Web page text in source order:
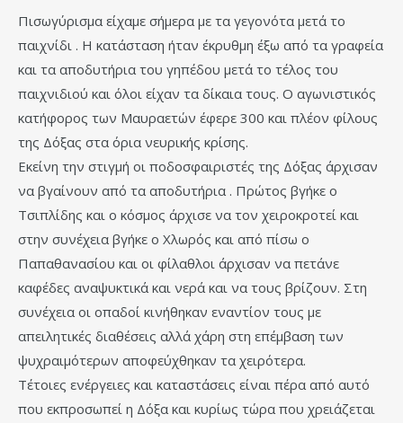
Πισωγύρισμα είχαμε σήμερα με τα γεγονότα μετά το
παιχνίδι . Η κατάσταση ήταν έκρυθμη έξω από τα γραφεία
και τα αποδυτήρια του γηπέδου μετά το τέλος του
παιχνιδιού και όλοι είχαν τα δίκαια τους. Ο αγωνιστικός
κατήφορος των Μαυραετών έφερε 300 και πλέον φίλους
της Δόξας στα όρια νευρικής κρίσης.
Εκείνη την στιγμή οι ποδοσφαιριστές της Δόξας άρχισαν
να βγαίνουν από τα αποδυτήρια . Πρώτος βγήκε ο
Τσιπλίδης και ο κόσμος άρχισε να τον χειροκροτεί και
στην συνέχεια βγήκε ο Χλωρός και από πίσω ο
Παπαθανασίου και οι φίλαθλοι άρχισαν να πετάνε
καφέδες αναψυκτικά και νερά και να τους βρίζουν. Στη
συνέχεια οι οπαδοί κινήθηκαν εναντίον τους με
απειλητικές διαθέσεις αλλά χάρη στη επέμβαση των
ψυχραιμότερων αποφεύχθηκαν τα χειρότερα.
Τέτοιες ενέργειες και καταστάσεις είναι πέρα από αυτό
που εκπροσωπεί η Δόξα και κυρίως τώρα που χρειάζεται